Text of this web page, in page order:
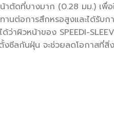
ตัดที่บางมาก (0.28 มม.) เพื่
นต่อการสึกหรอสูงและได้รับ
าผิวหน้าของ SPEEDI-
งซีลกันฝุ่น จะช่วยลดโอกาสที่